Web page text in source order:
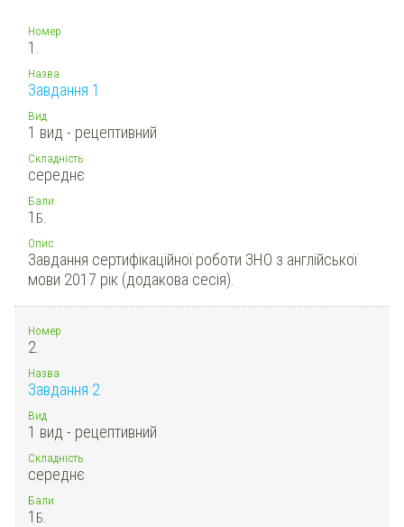
Номер
1.
Назва
Завдання 1
Вид
1 вид - рецептивний
Складність
середнє
Бали
1 Б.
Опис
Завдання сертифікаційної роботи ЗНО з англійської
мови 2017 рік (додакова сесія).
Номер
2.
Назва
Завдання 2
Вид
1 вид - рецептивний
Складність
середнє
Бали
1 Б.